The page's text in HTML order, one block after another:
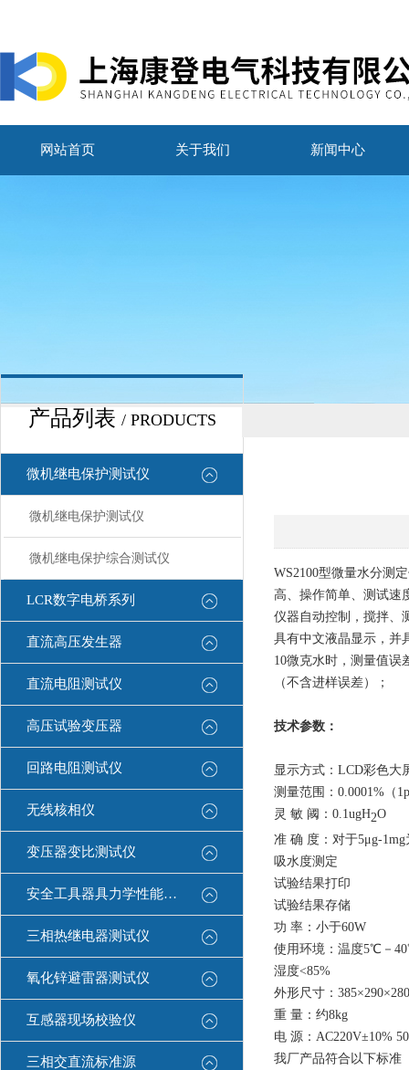
网站首页 关于我们 新闻中心
产品列表 / PRODUCTS
微机继电保护测试仪
微机继电保护测试仪
微机继电保护综合测试仪
LCR数字电桥系列
直流高压发生器
直流电阻测试仪
高压试验变压器
回路电阻测试仪
无线核相仪
变压器变比测试仪
安全工具器具力学性能测试机
三相热继电器测试仪
氧化锌避雷器测试仪
互感器现场校验仪
三相交直流标准源
WS2100型微量水分测
高、操作简单、测试速
仪器自动控制，搅拌、
具有中文液晶显示，并
10微克水时，测量值误
（不含进样误差）；
技术参数：
显示方式：LCD彩色大
测量范围： 0.0001%（
灵 敏 阈：0.1ugH2O
准 确 度：对于5μg-
吸水度测定
试验结果打印
试验结果存储
功 率：小于60W
使用环境：温度5℃－
湿度<85%
外形尺寸：
重 量：约8kg
电 源：AC220V±10%
我厂产品符合以下标准